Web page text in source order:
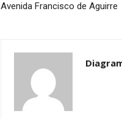
Avenida Francisco de Aguirre